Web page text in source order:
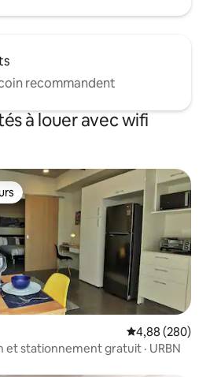
recommandent
à louer avec wifi
Note
4,88 (280)
et stationnement gratuit · URBN